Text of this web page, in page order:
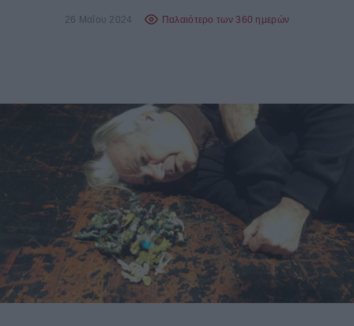
26 Μαΐου 2024 Παλαιότερο των 360 ημερών